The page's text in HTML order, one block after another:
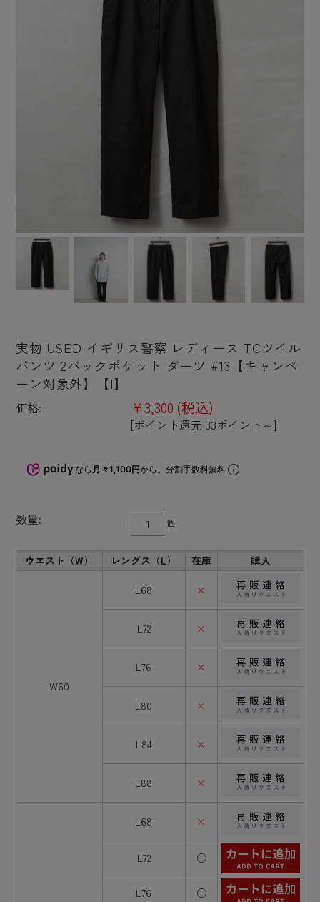
実物 USED イギリス警察 レディース TCツイル
パンツ 2バックポケット ダーツ #13【キャンペ
ーン対象外】【I】
価格: ¥3,300 (税込)
[ポイント還元 33ポイント～]
なら 月々1,100円から。分割手数料無料
数量: 個
ウエスト（W） レングス（L） 在庫 購入
W60
L68 ×
L72 ×
L76 ×
L80 ×
L84 ×
L88 ×
L68 ×
L72 ○
L76 ○